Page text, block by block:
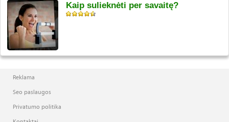
Kaip sulieknėti per savaitę?
Reklama
Seo paslaugos
Privatumo politika